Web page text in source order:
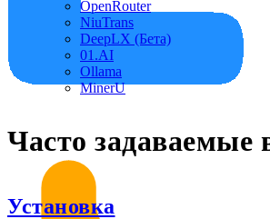
OpenRouter
NiuTrans
DeepLX (Бета)
01.AI
Ollama
MinerU
Часто задаваемые
Установка